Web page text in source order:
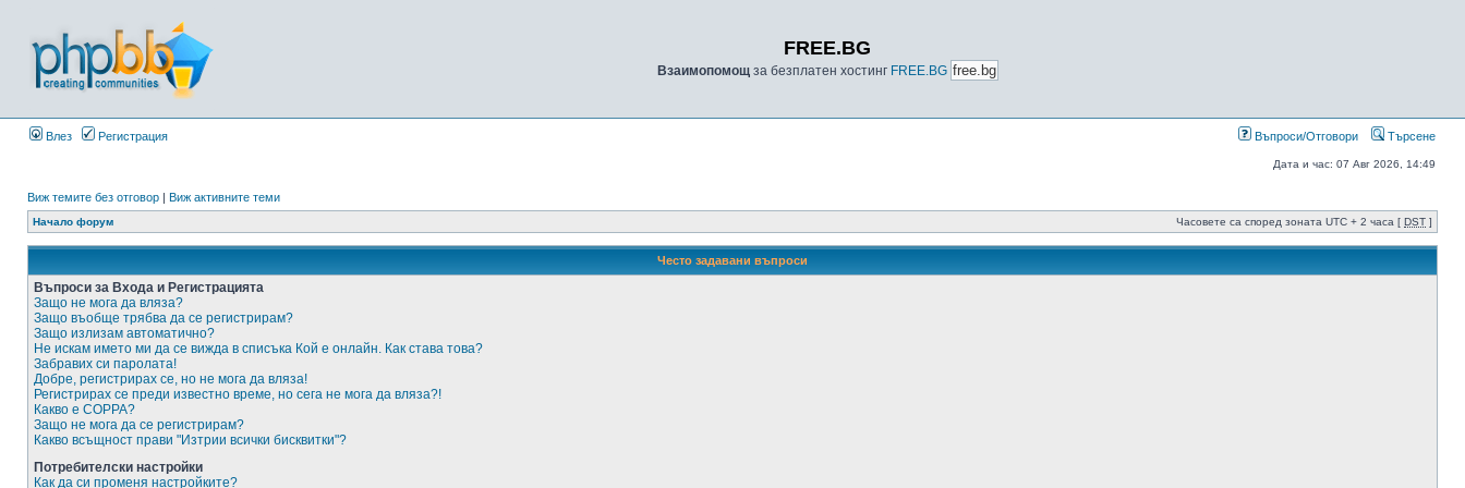
FREE.BG
Взаимопомощза безплатен хостинг FREE.BG
Влез Регистрация Въпроси/Отговори Търсене
Дата и час: 07 Авг 2026, 14:49
Виж темите без отговор | Виж активните теми
Начало форум Часовете са според зоната UTC + 2 часа [ DST ]
Често задавани въпроси
Въпроси за Входа и Регистрацията
Защо не мога да вляза?
Защо въобще трябва да се регистрирам?
Защо излизам автоматично?
Не искам името ми да се вижда в списъка Кой е онлайн. Как става това?
Забравих си паролата!
Добре, регистрирах се, но не мога да вляза!
Регистрирах се преди известно време, но сега не мога да вляза?!
Какво е COPPA?
Защо не мога да се регистрирам?
Какво всъщност прави "Изтрии всички бисквитки"?
Потребителски настройки
Как да си променя настройките?